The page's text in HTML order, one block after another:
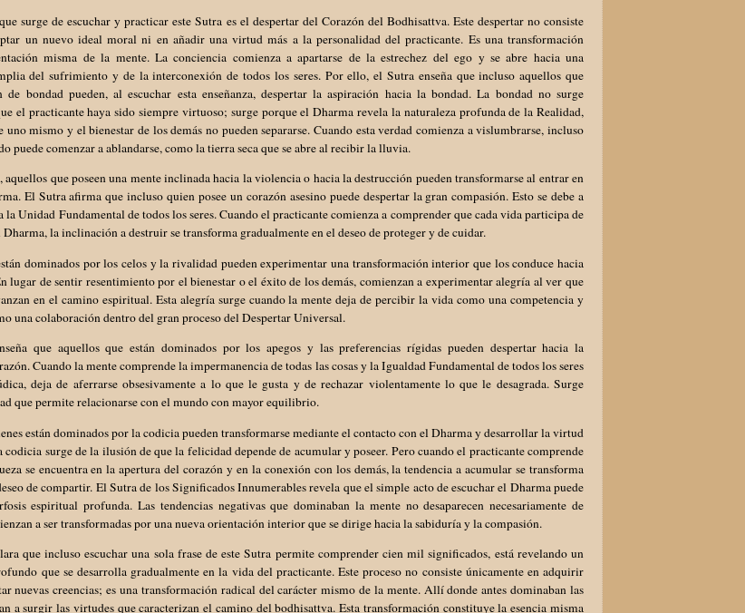
surge de escuchar y practicar este Sutra es el despertar del Corazón del Bodhisattva. Este despertar no consiste
un nuevo ideal moral ni en añadir una virtud más a la personalidad del practicante. Es una transformación
misma de la mente. La conciencia comienza a apartarse de la estrechez del ego y se abre hacia una
del sufrimiento y de la interconexión de todos los seres. Por ello, el Sutra enseña que incluso aquellos que
de bondad pueden, al escuchar esta enseñanza, despertar la aspiración hacia la bondad. La bondad no surge
el practicante haya sido siempre virtuoso; surge porque el Dharma revela la naturaleza profunda de la Realidad,
uno mismo y el bienestar de los demás no pueden separarse. Cuando esta verdad comienza a vislumbrarse, incluso
puede comenzar a ablandarse, como la tierra seca que se abre al recibir la lluvia.
aquellos que poseen una mente inclinada hacia la violencia o hacia la destrucción pueden transformarse al entrar en
El Sutra afirma que incluso quien posee un corazón asesino puede despertar la gran compasión. Esto se debe a
la Unidad Fundamental de todos los seres. Cuando el practicante comienza a comprender que cada vida participa de
la inclinación a destruir se transforma gradualmente en el deseo de proteger y de cuidar.
dominados por los celos y la rivalidad pueden experimentar una transformación interior que los conduce hacia
lugar de sentir resentimiento por el bienestar o el éxito de los demás, comienzan a experimentar alegría al ver que
en el camino espiritual. Esta alegría surge cuando la mente deja de percibir la vida como una competencia y
una colaboración dentro del gran proceso del Despertar Universal.
que aquellos que están dominados por los apegos y las preferencias rígidas pueden despertar hacia la
Cuando la mente comprende la impermanencia de todas las cosas y la Igualdad Fundamental de todos los seres
deja de aferrarse obsesivamente a lo que le gusta y de rechazar violentamente lo que le desagrada. Surge
que permite relacionarse con el mundo con mayor equilibrio.
están dominados por la codicia pueden transformarse mediante el contacto con el Dharma y desarrollar la virtud
codicia surge de la ilusión de que la felicidad depende de acumular y poseer. Pero cuando el practicante comprende
se encuentra en la apertura del corazón y en la conexión con los demás, la tendencia a acumular se transforma
de compartir. El Sutra de los Significados Innumerables revela que el simple acto de escuchar el Dharma puede
espiritual profunda. Las tendencias negativas que dominaban la mente no desaparecen necesariamente de
a ser transformadas por una nueva orientación interior que se dirige hacia la sabiduría y la compasión.
que incluso escuchar una sola frase de este Sutra permite comprender cien mil significados, está revelando un
que se desarrolla gradualmente en la vida del practicante. Este proceso no consiste únicamente en adquirir
nuevas creencias; es una transformación radical del carácter mismo de la mente. Allí donde antes dominaban las
a surgir las virtudes que caracterizan el camino del bodhisattva. Esta transformación constituye la esencia misma